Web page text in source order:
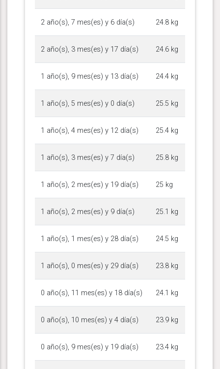
2 año(s), 7 mes(es) y 6 día(s) 24.8 kg
2 año(s), 3 mes(es) y 17 día(s) 24.6 kg
1 año(s), 9 mes(es) y 13 día(s) 24.4 kg
1 año(s), 5 mes(es) y 0 día(s) 25.5 kg
1 año(s), 4 mes(es) y 12 día(s) 25.4 kg
1 año(s), 3 mes(es) y 7 día(s) 25.8 kg
1 año(s), 2 mes(es) y 19 día(s) 25 kg
1 año(s), 2 mes(es) y 9 día(s) 25.1 kg
1 año(s), 1 mes(es) y 28 día(s) 24.5 kg
1 año(s), 0 mes(es) y 29 día(s) 23.8 kg
0 año(s), 11 mes(es) y 18 día(s) 24.1 kg
0 año(s), 10 mes(es) y 4 día(s) 23.9 kg
0 año(s), 9 mes(es) y 19 día(s) 23.4 kg